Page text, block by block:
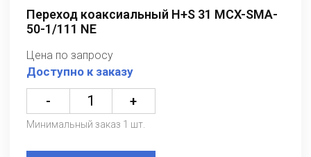
Переход коаксиальный H+S 31 MCX-SMA-
50-1/111 NE
Цена по запросу
Доступно к заказу
- +
Минимальный заказ 1 шт.